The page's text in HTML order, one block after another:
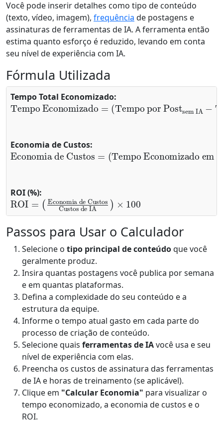
Você pode inserir detalhes como tipo de conteúdo
(texto, vídeo, imagem), frequência de postagens e
assinaturas de ferramentas de IA. A ferramenta então
estima quanto esforço é reduzido, levando em conta
seu nível de experiência com IA.
Fórmula Utilizada
Tempo Total Economizado:
Tempo Economizado=
(Tempo por Post
sem IA−
Tempo por Post
com IA)×
Total de Posts
Economia de Custos:
Economia de Custos=
(
Tempo Economizado em Horas×
Taxa por Hora)
−
Custos de IA
ROI (%):
ROI=(
Economia de CustosCustos de IA)×100
Passos para Usar o Calculador
Selecione o tipo principal de conteúdoque você
geralmente produz.
Insira quantas postagens você publica por semana
e em quantas plataformas.
Defina a complexidade do seu conteúdo e a
estrutura da equipe.
Informe o tempo atual gasto em cada parte do
processo de criação de conteúdo.
Selecione quais ferramentas de IAvocê usa e seu
nível de experiência com elas.
Preencha os custos de assinatura das ferramentas
de IA e horas de treinamento (se aplicável).
Clique em "Calcular Economia" para visualizar o
tempo economizado, a economia de custos e o
ROI.